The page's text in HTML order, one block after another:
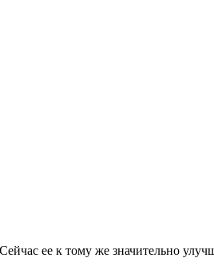
ее к тому же значительно